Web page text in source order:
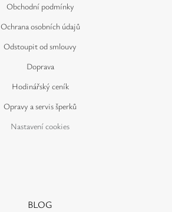
Obchodní podmínky
Ochrana osobních údajů
Odstoupit od smlouvy
Doprava
Hodinářský ceník
Opravy a servis šperků
Nastavení cookies
BLOG